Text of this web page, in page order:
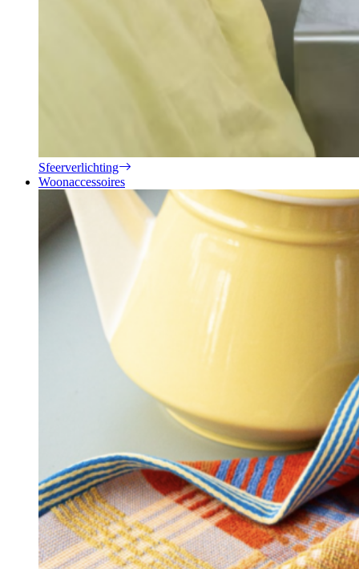
Sfeerverlichting
Woonaccessoires